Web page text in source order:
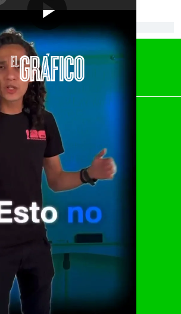
[Publicidad]
El Universal
Vive USA
Clase
De 10 sports
DeDinero
Confabulario
Aviso Oportuno